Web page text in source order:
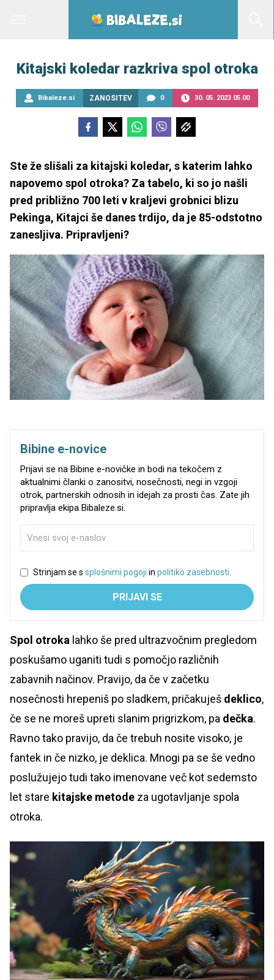
Kitajski koledar razkriva spol otroka
Bibaleze.si ZANOSITEV 0 30. 05. 2023 05.00
Ste že slišali za kitajski koledar, s katerim lahko
napovemo spol otroka? Za tabelo, ki so jo našli
pred približno 700 leti v kraljevi grobnici blizu
Pekinga, Kitajci še danes trdijo, da je 85-odstotno
zanesljiva. Pripravljeni?
Bibine e-novice
Prijavi se na Bibine e-novičke in bodi na tekočem z
aktualnimi članki o zanositvi, nosečnosti, negi in vzgoji
otrok, partnerskih odnosih in idejah za prosti čas. Zate jih
pripravlja ekipa Bibaleze.si.
Strinjam se s splošnimi pogoji in politiko zasebnosti
PRIJAVI SE
Spol otroka lahko še pred ultrazvočnim pregledom
poskušamo uganiti tudi s pomočjo različnih
zabavnih načinov. Pravijo, da če v začetku
nosečnosti hrepeniš po sladkem, pričakuješ deklico,
če se ne moreš upreti slanim prigrizkom, pa dečka.
Ravno tako pravijo, da če trebuh nosite visoko, je
fantek in če nizko, je deklica. Mnogi pa se še vedno
poslužujejo tudi tako imenovane več kot sedemsto
let stare kitajske metode za ugotavljanje spola
otroka.